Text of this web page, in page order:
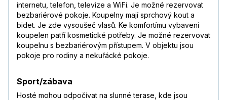
internetu, telefon, televize a WiFi. Je možné rezervovat
bezbariérové pokoje. Koupelny mají sprchový kout a
bidet. Je zde vysoušeč vlasů. Ke komfortímu vybavení
koupelen patří kosmetické potřeby. Je možné rezervovat
koupelnu s bezbariérovým přístupem. V objektu jsou
pokoje pro rodiny a nekuřácké pokoje.
Sport/zábava
Hosté mohou odpočívat na slunné terase, kde jsou